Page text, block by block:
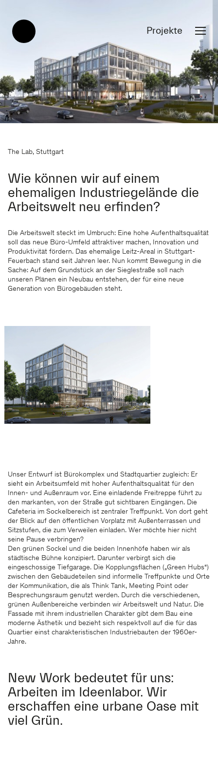
Projekte
The Lab, Stuttgart
Wie können wir auf einem
ehemaligen Industriegelände die
Arbeitswelt neu erfinden?
Die Arbeitswelt steckt im Umbruch: Eine hohe Aufenthaltsqualität
soll das neue Büro-Umfeld attraktiver machen, Innovation und
Produktivität fördern. Das ehemalige Leitz-Areal in Stuttgart-
Feuerbach stand seit Jahren leer. Nun kommt Bewegung in die
Sache: Auf dem Grundstück an der Sieglestraße soll nach
unseren Plänen ein Neubau entstehen, der für eine neue
Generation von Bürogebäuden steht.
Unser Entwurf ist Bürokomplex und Stadtquartier zugleich: Er
sieht ein Arbeitsumfeld mit hoher Aufenthaltsqualität für den
Innen- und Außenraum vor. Eine einladende Freitreppe führt zu
den markanten, von der Straße gut sichtbaren Eingängen. Die
Cafeteria im Sockelbereich ist zentraler Treffpunkt. Von dort geht
der Blick auf den öffentlichen Vorplatz mit Außenterrassen und
Sitzstufen, die zum Verweilen einladen. Wer möchte hier nicht
seine Pause verbringen?
Den grünen Sockel und die beiden Innenhöfe haben wir als
städtische Bühne konzipiert. Darunter verbirgt sich die
eingeschossige Tiefgarage. Die Kopplungsflächen („Green Hubs“)
zwischen den Gebäudeteilen sind informelle Treffpunkte und Orte
der Kommunikation, die als Think Tank, Meeting Point oder
Besprechungsraum genutzt werden. Durch die verschiedenen,
grünen Außenbereiche verbinden wir Arbeitswelt und Natur. Die
Fassade mit ihrem industriellen Charakter gibt dem Bau eine
moderne Ästhetik und bezieht sich respektvoll auf die für das
Quartier einst charakteristischen Industriebauten der 1960er-
Jahre.
New Work bedeutet für uns:
Arbeiten im Ideenlabor. Wir
erschaffen eine urbane Oase mit
viel Grün.